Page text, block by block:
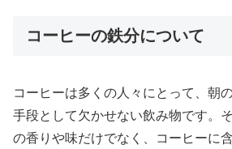
コーヒーの鉄分について
コーヒーは多くの人々にとって、朝
手段として欠かせない飲み物です。
の香りや味だけでなく、コーヒーに